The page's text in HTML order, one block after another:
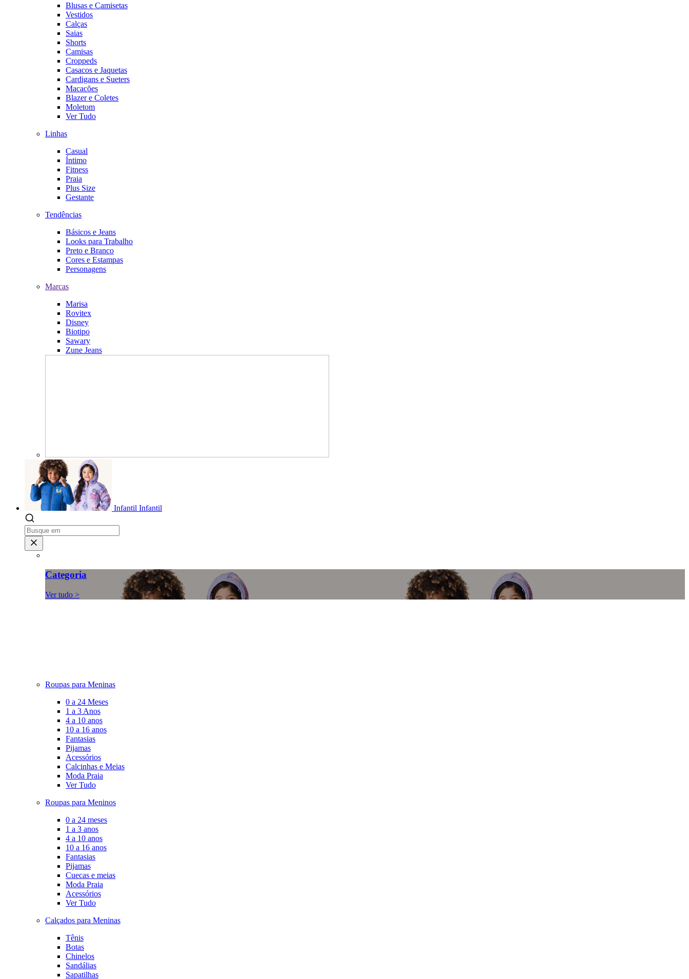
Blusas e Camisetas
Vestidos
Calças
Saias
Shorts
Camisas
Croppeds
Casacos e Jaquetas
Cardigans e Sueters
Macacões
Blazer e Coletes
Moletom
Ver Tudo
Linhas
Casual
Íntimo
Fitness
Praia
Plus Size
Gestante
Tendências
Básicos e Jeans
Looks para Trabalho
Preto e Branco
Cores e Estampas
Personagens
Marcas
Marisa
Rovitex
Disney
Biotipo
Sawary
Zune Jeans
Infantil Infantil
Categoria
Ver tudo >
Roupas para Meninas
0 a 24 Meses
1 a 3 Anos
4 a 10 anos
10 a 16 anos
Fantasias
Pijamas
Acessórios
Calcinhas e Meias
Moda Praia
Ver Tudo
Roupas para Meninos
0 a 24 meses
1 a 3 anos
4 a 10 anos
10 a 16 anos
Fantasias
Pijamas
Cuecas e meias
Moda Praia
Acessórios
Ver Tudo
Calçados para Meninas
Tênis
Botas
Chinelos
Sandálias
Sapatilhas